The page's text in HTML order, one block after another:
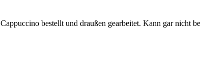
bestellt und draußen gearbeitet. Kann gar nicht